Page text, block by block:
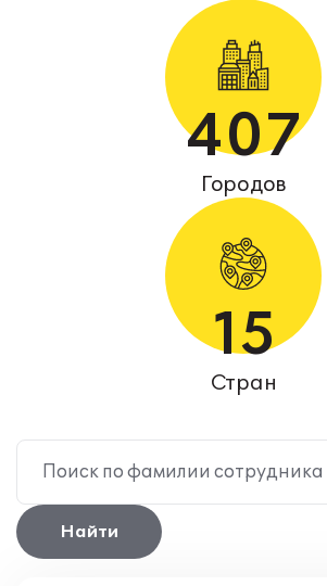
407
Городов
15
Стран
Поиск по фамилии сотрудника
Найти